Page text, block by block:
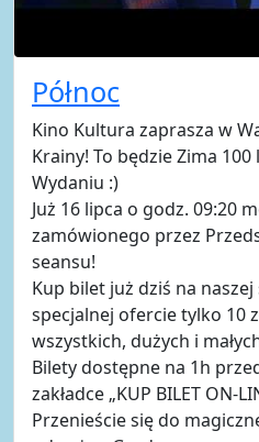
Północ
Kino Kultura zaprasza w
Krainy! To będzie Zima
Wydaniu :)
Już 16 lipca o godz. 09:20
zamówionego przez
seansu!
Kup bilet już dziś na
specjalnej ofercie tylko 10
wszystkich, dużych i
Bilety dostępne na 1h
zakładce „KUP BILET ON-
Przenieście się do